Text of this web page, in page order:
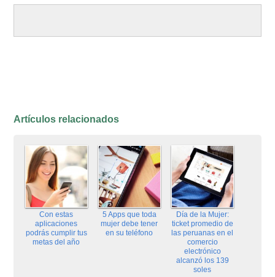
Artículos relacionados
Con estas
aplicaciones
podrás cumplir tus
metas del año
5 Apps que toda
mujer debe tener
en su teléfono
Día de la Mujer:
ticket promedio de
las peruanas en el
comercio
electrónico
alcanzó los 139
soles